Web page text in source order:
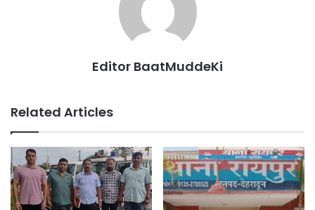
Editor BaatMuddeKi
Related Articles